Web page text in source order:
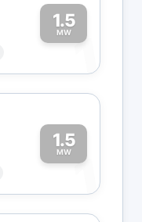
1.5
MW1
1.5
MW1